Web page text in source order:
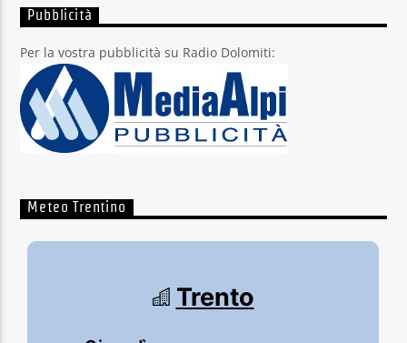
Pubblicità
Per la vostra pubblicità su Radio Dolomiti:
Meteo Trentino